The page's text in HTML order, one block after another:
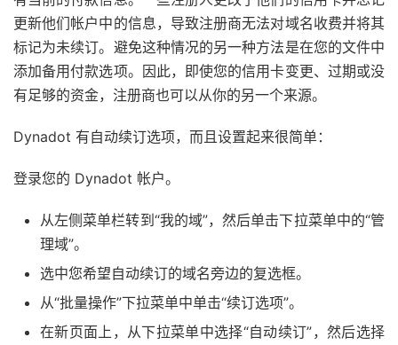
更新他们帐户中的信息，导致注册商无法对域名收费并将其
标记为未续订。避免这种情况的另一种方法是在您的文件中
添加备用付款选项。因此，即使您的信用卡变更、过期或没
有足够的资金，注册商也可以从你的另一个来源。
Dynadot 有自动续订选项，而且设置起来很简单：
登录您的 Dynadot 帐户。
从左侧菜单栏转到“我的域”，然后单击下拉菜单中的“管
理域”。
选中您希望自动续订的域名旁边的复选框。
从“批量操作”下拉菜单中单击“续订选项”。
在新页面上，从下拉菜单中选择“自动续订”，然后选择